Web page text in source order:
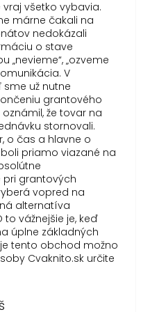
všetko vybavia.
márne čakali na
nedokázali
o stave
„nevieme“, „ozveme
V
už nutne
grantového
že tovar na
stornovali.
o čas a hlavne o
priamo viazané na
pri grantových
vopred na
alternatíva
vážnejšie je, keď
úplne základných
tento obchod možno
Cvaknito.sk určite